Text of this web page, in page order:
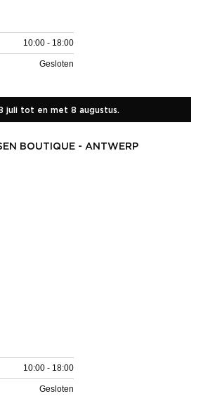
10:00 - 18:00
Gesloten
juli tot en met 8 augustus.
BOUTIQUE - ANTWERP
10:00 - 18:00
Gesloten